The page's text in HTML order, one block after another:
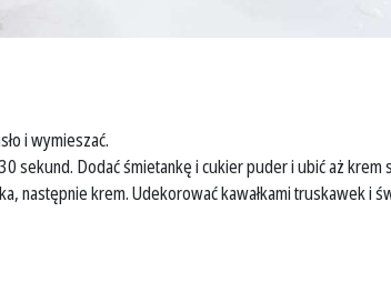
i wymieszać.
sekund. Dodać śmietankę i cukier puder i ubić aż krem
następnie krem. Udekorować kawałkami truskawek i